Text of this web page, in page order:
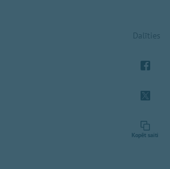
Dalīties
Kopēt saiti